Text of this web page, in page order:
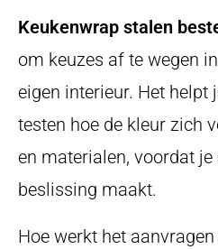
Keukenwrap stalen
om keuzes af te wegen
eigen interieur. Het helpt
testen hoe de kleur zich
en materialen, voordat je
beslissing maakt.
Hoe werkt het